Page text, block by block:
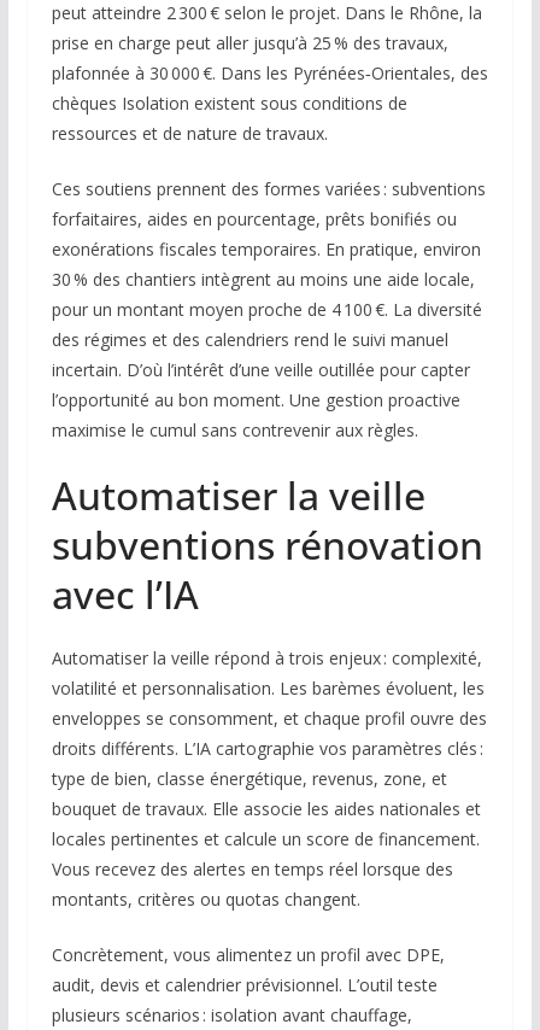
peut atteindre 2 300 € selon le projet. Dans le Rhône, la
prise en charge peut aller jusqu’à 25 % des travaux,
plafonnée à 30 000 €. Dans les Pyrénées‑Orientales, des
chèques Isolation existent sous conditions de
ressources et de nature de travaux.
Ces soutiens prennent des formes variées : subventions
forfaitaires, aides en pourcentage, prêts bonifiés ou
exonérations fiscales temporaires. En pratique, environ
30 % des chantiers intègrent au moins une aide locale,
pour un montant moyen proche de 4 100 €. La diversité
des régimes et des calendriers rend le suivi manuel
incertain. D’où l’intérêt d’une veille outillée pour capter
l’opportunité au bon moment. Une gestion proactive
maximise le cumul sans contrevenir aux règles.
Automatiser la veille
subventions rénovation
avec l’IA
Automatiser la veille répond à trois enjeux : complexité,
volatilité et personnalisation. Les barèmes évoluent, les
enveloppes se consomment, et chaque profil ouvre des
droits différents. L’IA cartographie vos paramètres clés :
type de bien, classe énergétique, revenus, zone, et
bouquet de travaux. Elle associe les aides nationales et
locales pertinentes et calcule un score de financement.
Vous recevez des alertes en temps réel lorsque des
montants, critères ou quotas changent.
Concrètement, vous alimentez un profil avec DPE,
audit, devis et calendrier prévisionnel. L’outil teste
plusieurs scénarios : isolation avant chauffage,